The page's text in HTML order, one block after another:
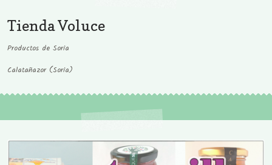
Tienda Voluce
Productos de Soria
Calatañazor (Soria)